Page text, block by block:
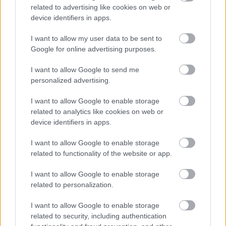
related to advertising like cookies on web or
device identifiers in apps.
I want to allow my user data to be sent to
Google for online advertising purposes.
I want to allow Google to send me
personalized advertising.
I want to allow Google to enable storage
related to analytics like cookies on web or
device identifiers in apps.
I want to allow Google to enable storage
related to functionality of the website or app.
I want to allow Google to enable storage
related to personalization.
I want to allow Google to enable storage
related to security, including authentication
dintilor. Ultimul lucru pe care ti-l doresti este sa nu
neplaceri de acest fel.
Apoi, ocupa-te de partea estetica. Daca exista
defecte vizibile, discuta cu stomatologul si gasiti
impreuna cea mai buna solutie.
In cazul in care dintii nu sunt destul de albi, ai la
dispozitie mai multe optiuni de albire. Poti alege sa
urmezi un tratament disponibil in farmacii, sau
poti opta pentrumetode naturale , cum ar fi
bicarbonatul. O alta solutie este sa apelezi la
tratamente de albire profesionala, insa nu inainte
sa te informezi despre plusurile si minusurile
acestora